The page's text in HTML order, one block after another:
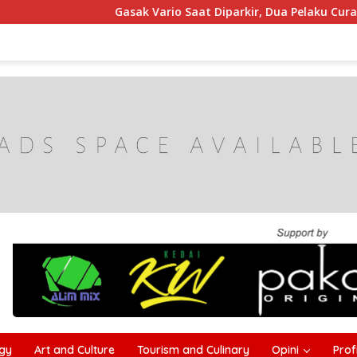
Gasak Vario Saat Diparkir, Dua Pelaku Curanmor di
Art and Culture Tourism and Culinary Opini